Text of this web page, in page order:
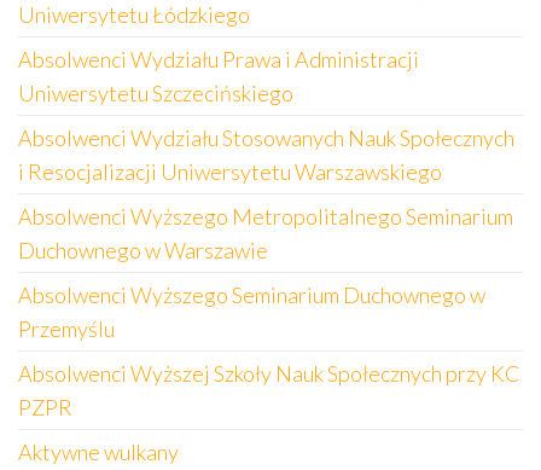
Uniwersytetu Łódzkiego
Absolwenci Wydziału Prawa i Administracji
Uniwersytetu Szczecińskiego
Absolwenci Wydziału Stosowanych Nauk Społecznych
i Resocjalizacji Uniwersytetu Warszawskiego
Absolwenci Wyższego Metropolitalnego Seminarium
Duchownego w Warszawie
Absolwenci Wyższego Seminarium Duchownego w
Przemyślu
Absolwenci Wyższej Szkoły Nauk Społecznych przy KC
PZPR
Aktywne wulkany